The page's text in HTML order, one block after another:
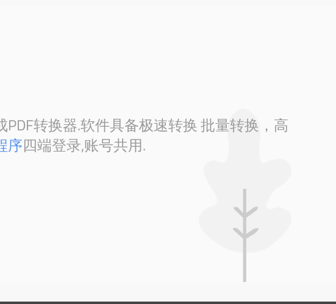
转换器.软件具备极速转换 批量转换，高
序四端登录,账号共用.